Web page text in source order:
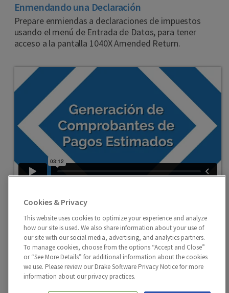
Enmendando una Declaración
Prepare enmiendas a declaraciones de impuestos
usando el menú de Entrada de Datos, para tener
acceso a la pantalla 1040X Amended Return.
Estimados
Cómo generar comprobantes de pago estimados en
Drake Tax.
Cookies & Privacy
This website uses cookies to optimize your experience and analyze
how our site is used. We also share information about your use of
our site with our social media, advertising, and analytics partners.
To manage cookies, choose from the options “Accept and Close”
or “See More Details” for additional information about the cookies
we use. Please review our Drake Software Privacy Notice for more
information about our privacy practices.